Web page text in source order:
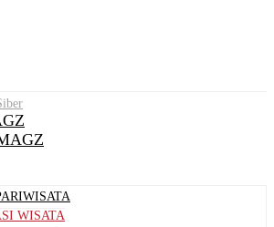
WISATA